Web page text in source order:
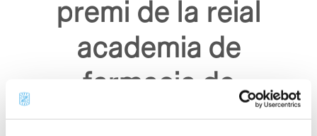
premi de la reial
academia de
farmacia de
catalunya"